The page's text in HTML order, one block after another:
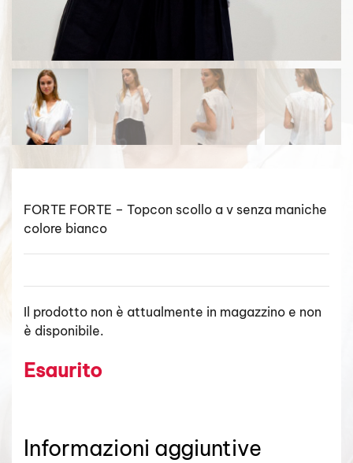
FORTE FORTE – Topcon scollo a v senza maniche
colore bianco
Il prodotto non è attualmente in magazzino e non
è disponibile.
Esaurito
Informazioni aggiuntive